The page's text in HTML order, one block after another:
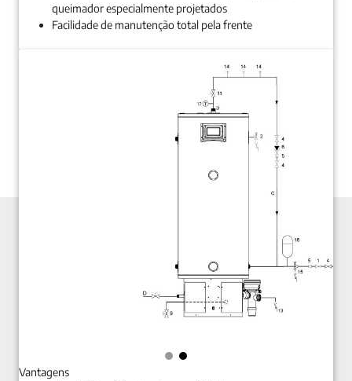
queimador especialmente projetados
Facilidade de manutenção total pela frente
Vantagens